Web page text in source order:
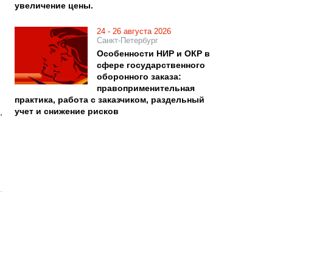
увеличение цены.
24 - 26 августа 2026
Санкт-Петербург
Особенности НИР и ОКР в
сфере государственного
оборонного заказа:
правоприменительная
практика, работа с заказчиком, раздельный
учет и снижение рисков